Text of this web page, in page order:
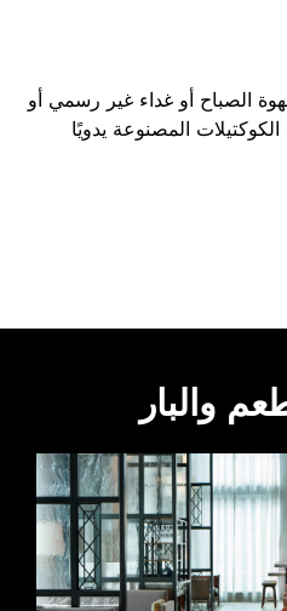
الصباح أو غداء غير رسمي أو
المصنوعة يدويًا
والبار